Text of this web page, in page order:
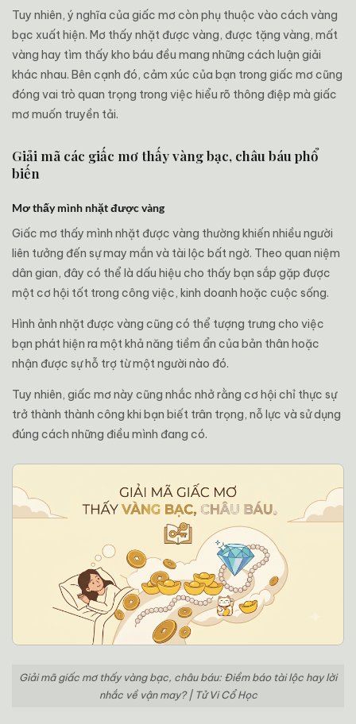
Tuy nhiên, ý nghĩa của giấc mơ còn phụ thuộc vào cách vàng
bạc xuất hiện. Mơ thấy nhặt được vàng, được tặng vàng, mất
vàng hay tìm thấy kho báu đều mang những cách luận giải
khác nhau. Bên cạnh đó, cảm xúc của bạn trong giấc mơ cũng
đóng vai trò quan trọng trong việc hiểu rõ thông điệp mà giấc
mơ muốn truyền tải.
Giải mã các giấc mơ thấy vàng bạc, châu báu phổ
biến
Mơ thấy mình nhặt được vàng
Giấc mơ thấy mình nhặt được vàng thường khiến nhiều người
liên tưởng đến sự may mắn và tài lộc bất ngờ. Theo quan niệm
dân gian, đây có thể là dấu hiệu cho thấy bạn sắp gặp được
một cơ hội tốt trong công việc, kinh doanh hoặc cuộc sống.
Hình ảnh nhặt được vàng cũng có thể tượng trưng cho việc
bạn phát hiện ra một khả năng tiềm ẩn của bản thân hoặc
nhận được sự hỗ trợ từ một người nào đó.
Tuy nhiên, giấc mơ này cũng nhắc nhở rằng cơ hội chỉ thực sự
trở thành thành công khi bạn biết trân trọng, nỗ lực và sử dụng
đúng cách những điều mình đang có.
Giải mã giấc mơ thấy vàng bạc, châu báu: Điềm báo tài lộc hay lời
nhắc về vận may? | Tử Vi Cổ Học